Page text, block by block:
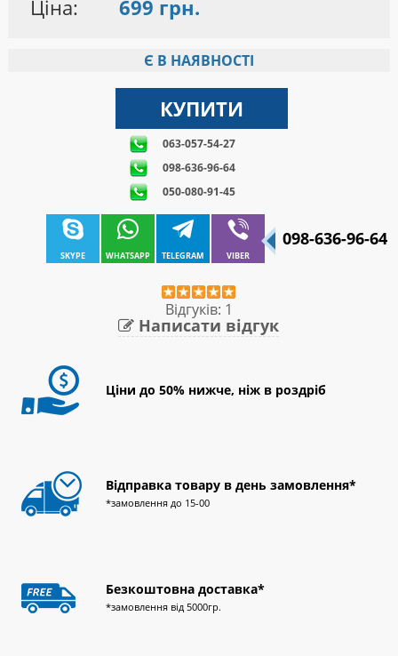
Ціна: 699 грн.
Є В НАЯВНОСТІ
063-057-54-27
098-636-96-64
050-080-91-45
SKYPE WHATSAPP TELEGRAM VIBER
098-636-96-64
Відгуків: 1
Написати відгук
Ціни до 50% нижче, ніж в роздріб
Відправка товару в день замовлення*
*замовлення до 15-00
Безкоштовна доставка*
*замовлення від 5000гр.